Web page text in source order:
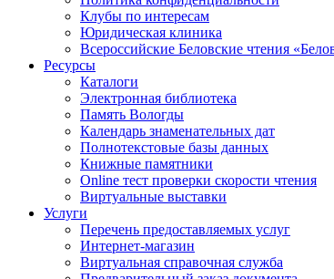
Клубы по интересам
Юридическая клиника
Всероссийские Беловские чтения
Ресурсы
Каталоги
Электронная библиотека
Память Вологды
Календарь знаменательных дат
Полнотекстовые базы данных
Книжные памятники
Online тест проверки скорости чтения
Виртуальные выставки
Услуги
Перечень предоставляемых услуг
Интернет-магазин
Виртуальная справочная служба